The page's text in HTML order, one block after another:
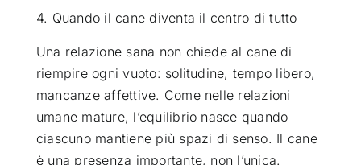
4. Quando il cane diventa il centro di tutto
Una relazione sana non chiede al cane di
riempire ogni vuoto: solitudine, tempo libero,
mancanze affettive. Come nelle relazioni
umane mature, l’equilibrio nasce quando
ciascuno mantiene più spazi di senso. Il cane
è una presenza importante, non l’unica.